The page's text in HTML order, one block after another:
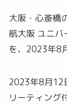
大阪・心斎橋
航大阪 ユニバ
を、2023年8
2023年8月12
リーティング